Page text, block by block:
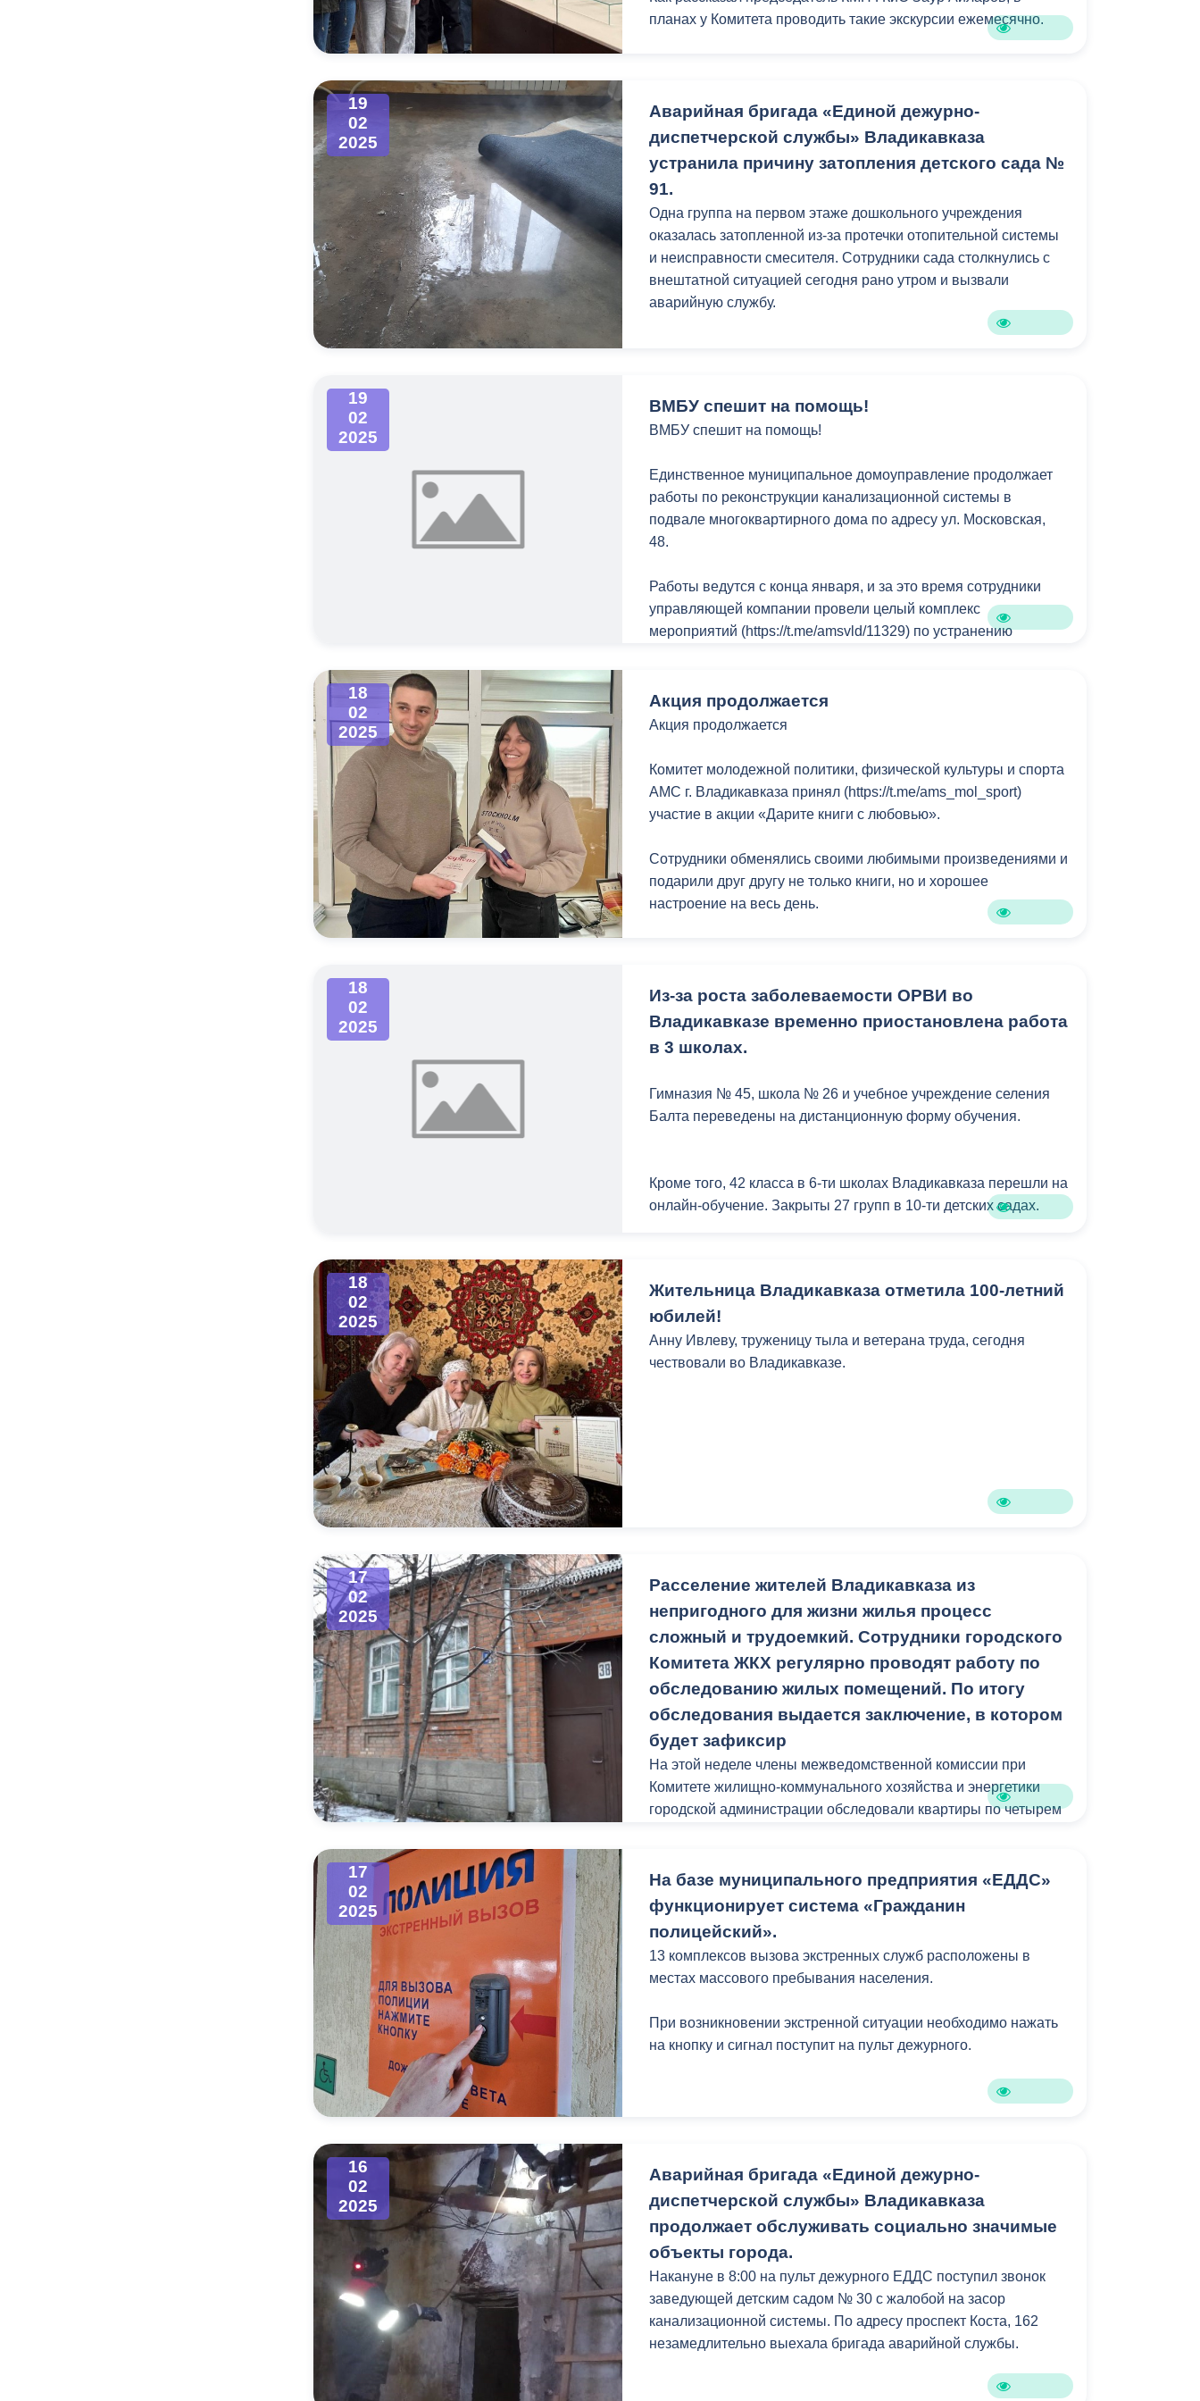
Муниципальный контроль Выборы 2026
планах у Комитета проводить такие экскурсии ежемесячно.
экспонатами, которые здесь представлены. Узнать больше о
истории, культуре нашего народа», — добавил Айларов.
Как отметили сами экскурсанты, такие мероприятия не только
обогащают знания, но и вдохновляют на дальнейшее
изучение и сохранение культурного наследия Осетии.
19
02
2025
Аварийная бригада «Единой дежурно-
диспетчерской службы» Владикавказа
устранила причину затопления детского сада №
91.
Одна группа на первом этаже дошкольного учреждения
оказалась затопленной из-за протечки отопительной системы
и неисправности смесителя. Сотрудники сада столкнулись с
внештатной ситуацией сегодня рано утром и вызвали
аварийную службу.
19
02
2025
ВМБУ спешит на помощь!
ВМБУ спешит на помощь!
Единственное муниципальное домоуправление продолжает
работы по реконструкции канализационной системы в
подвале многоквартирного дома по адресу ул. Московская,
48.
Работы ведутся с конца января, и за это время сотрудники
управляющей компании провели целый комплекс
мероприятий (https://t.me/amsvld/11329) по устранению
Телефон управляющей компании:
8 (8672) 20-00-24.
С заботой о городе, ВМБУ «Домоуправление»!
18
02
2025
Акция продолжается
Акция продолжается
Комитет молодежной политики, физической культуры и спорта
АМС г. Владикавказа принял (https://t.me/ams_mol_sport)
участие в акции «Дарите книги с любовью».
Сотрудники обменялись своими любимыми произведениями и
подарили друг другу не только книги, но и хорошее
настроение на весь день.
«На многих наших мероприятиях призами и подарками
Всего в Комитете трудится 10 человек. У организации два
подведомственных учреждения — Владикавказская академия
18
02
2025
Из-за роста заболеваемости ОРВИ во
Владикавказе временно приостановлена работа
в 3 школах.
Гимназия № 45, школа № 26 и учебное учреждение селения
Балта переведены на дистанционную форму обучения.
Кроме того, 42 класса в 6-ти школах Владикавказа перешли на
онлайн-обучение. Закрыты 27 групп в 10-ти детских садах.
18
02
2025
Жительница Владикавказа отметила 100-летний
юбилей!
Анну Ивлеву, труженицу тыла и ветерана труда, сегодня
чествовали во Владикавказе.
17
02
2025
Расселение жителей Владикавказа из
непригодного для жизни жилья процесс
сложный и трудоемкий. Сотрудники городского
Комитета ЖКХ регулярно проводят работу по
обследованию жилых помещений. По итогу
обследования выдается заключение, в котором
будет зафиксир
На этой неделе члены межведомственной комиссии при
Комитете жилищно-коммунального хозяйства и энергетики
городской администрации обследовали квартиры по четырем
57; 40 по Владикавказской, 30; Интернациональной, 51 и
Щербакова, 38.
17
02
2025
На базе муниципального предприятия «ЕДДС»
функционирует система «Гражданин
полицейский».
13 комплексов вызова экстренных служб расположены в
местах массового пребывания населения.
При возникновении экстренной ситуации необходимо нажать
на кнопку и сигнал поступит на пульт дежурного.
16
02
2025
Аварийная бригада «Единой дежурно-
диспетчерской службы» Владикавказа
продолжает обслуживать социально значимые
объекты города.
Накануне в 8:00 на пульт дежурного ЕДДС поступил звонок
заведующей детским садом № 30 с жалобой на засор
канализационной системы. По адресу проспект Коста, 162
незамедлительно выехала бригада аварийной службы.